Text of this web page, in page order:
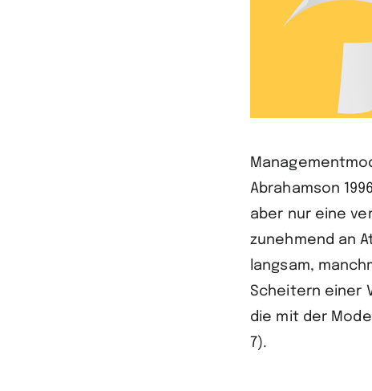
Abrahamson
aber nur eine
zunehmend an
langsam,
Scheitern einer
die mit der
7).